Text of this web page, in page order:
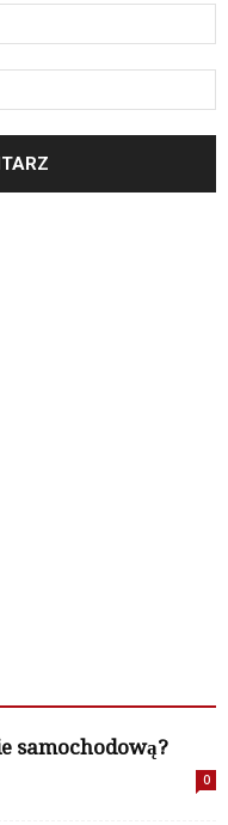
samochodową?
0